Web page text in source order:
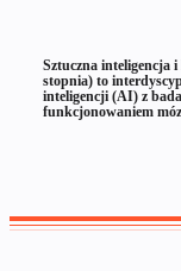
Sztuczna inteligencja
stopnia) to
inteligencji (AI) z
funkcjonowaniem